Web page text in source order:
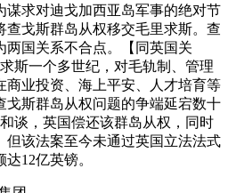
谋求对迪戈加西亚岛军事的绝对节
查戈斯群岛从权移交毛里求斯。查
两国关系不合点。【同英国关
斯一个多世纪，对毛轨制、管理
商业投资、海上平安、人才培育等
戈斯群岛从权问题的争端延宕数十
谈，英国偿还该群岛从权，同时
但该法案至今未通过英国立法法式
12亿英镑。